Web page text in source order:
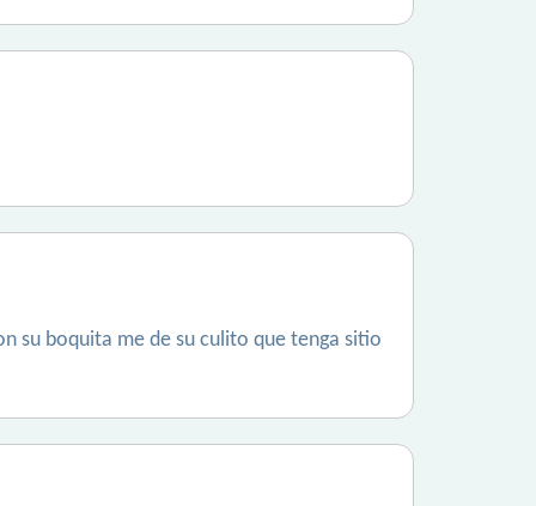
su boquita me de su culito que tenga sitio